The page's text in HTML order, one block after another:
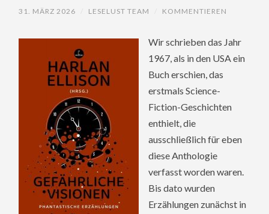
31. MÄRZ 2026 LESELUST TEAM KOMMENTIEREN
Wir schrieben das Jahr
1967, als in den USA ein
Buch erschien, das
erstmals Science-
Fiction-Geschichten
enthielt, die
ausschließlich für eben
diese Anthologie
verfasst worden waren.
Bis dato wurden
Erzählungen zunächst in